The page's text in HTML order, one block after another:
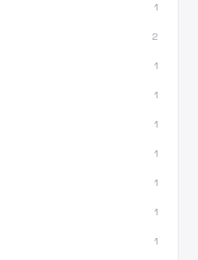
1
2
1
1
1
1
1
1
1